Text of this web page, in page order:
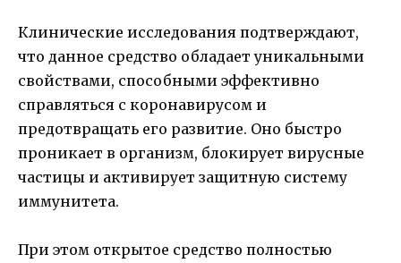
Клинические исследования подтверждают,
что данное средство обладает уникальными
свойствами, способными эффективно
справляться с коронавирусом и
предотвращать его развитие. Оно быстро
проникает в организм, блокирует вирусные
частицы и активирует защитную систему
иммунитета.
При этом открытое средство полностью